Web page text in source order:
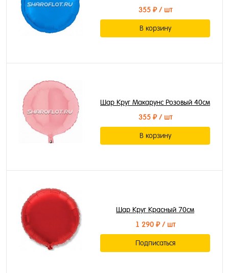
355 ₽/ шт
В корзину
Шар Круг Макарунс Розовый 40см
355 ₽/ шт
В корзину
Шар Круг Красный 70см
1 290 ₽/ шт
Подписаться